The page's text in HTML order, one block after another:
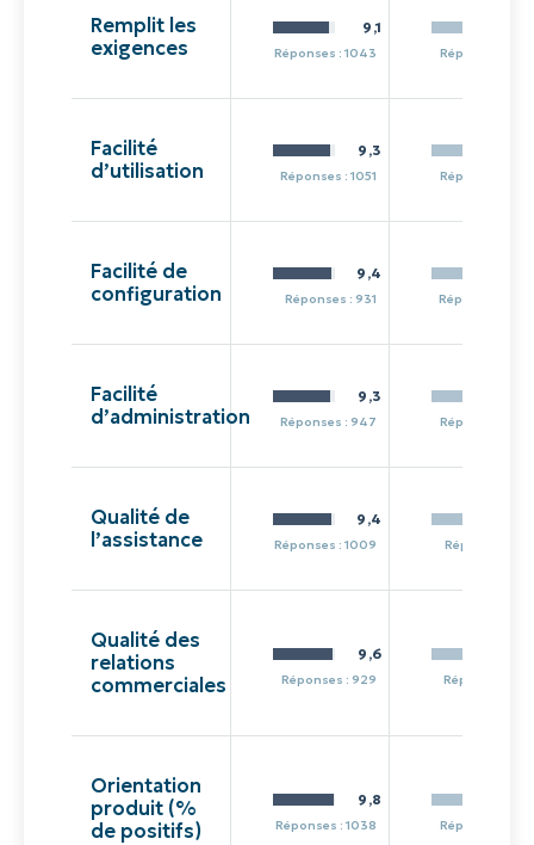
Remplit les
exigences
9,1
Réponses : 1043 Réponses : 288
Facilité
d’utilisation
9,3
Réponses : 1051 Réponses : 288
Facilité de
configuration
9,4
Réponses : 931 Réponses : 230
Facilité
d’administration
9,3
Réponses : 947 Réponses : 233
Qualité de
l’assistance
9,4
Réponses : 1009 Réponses : 251
Qualité des
relations
commerciales
9,6
Réponses : 929 Réponses : 217
Orientation
produit (%
de positifs)
9,8
Réponses : 1038 Réponses : 289